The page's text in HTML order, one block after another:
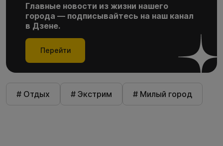
Главные новости из жизни нашего
города — подписывайтесь на наш канал
в Дзене.
Перейти
# Отдых # Экстрим # Милый город